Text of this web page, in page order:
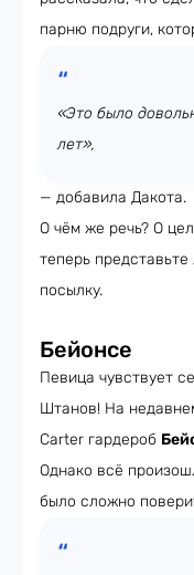
парню подруги,
«Это было
лет»,
— добавила Дакота.
О чём же речь? О
теперь
посылку.
Бейонсе
Певица чувствует
Штанов! На
Carter гардероб
Однако всё
было сложно